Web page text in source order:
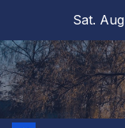
content
Sat.